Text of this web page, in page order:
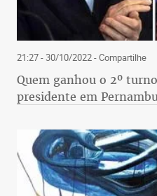
21:27 - 30/10/2022- Compartilhe
Quem ganhou o 2º
presidente em